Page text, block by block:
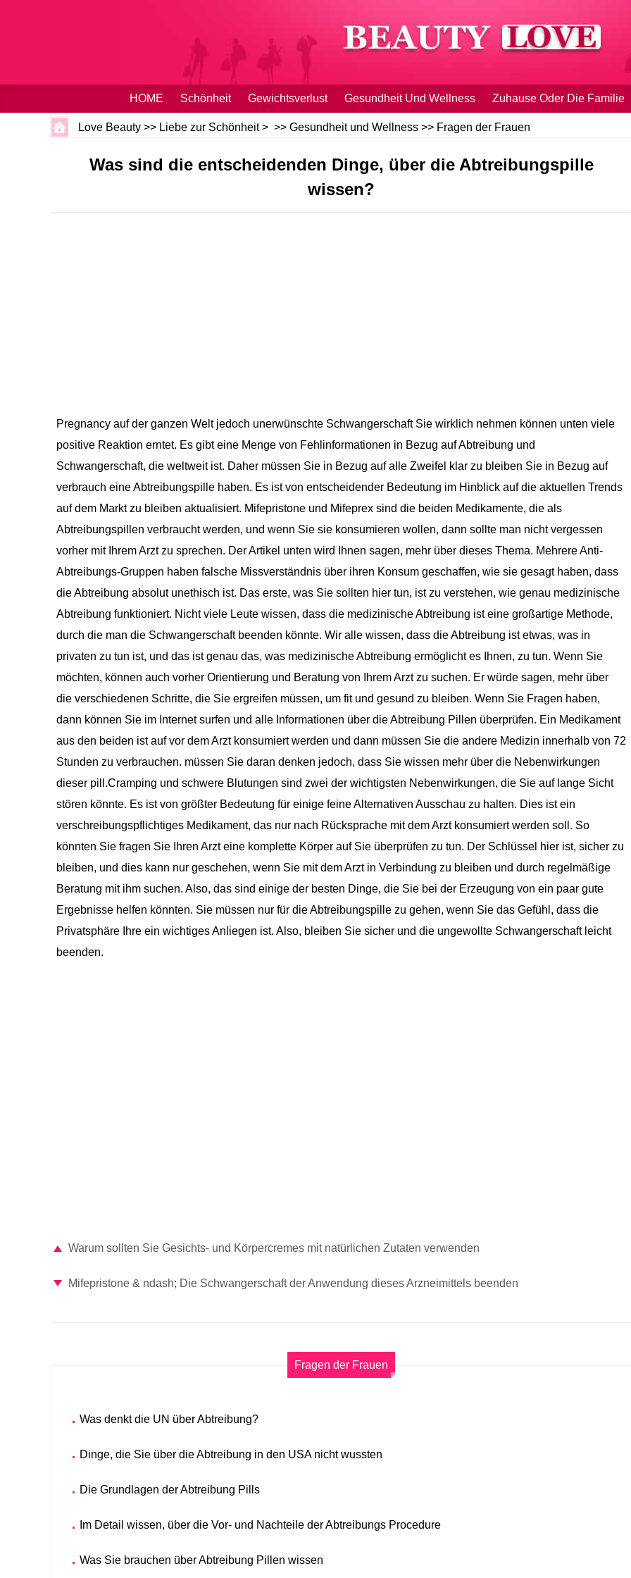
HOME Schönheit Gewichtsverlust Gesundheit Und Wellness Zuhause Oder Die Familie
Love Beauty >> Liebe zur Schönheit> >> Gesundheit und Wellness >> Fragen der Frauen
Was sind die entscheidenden Dinge, über die Abtreibungspille
wissen?
Pregnancy auf der ganzen Welt jedoch unerwünschte Schwangerschaft Sie wirklich nehmen können unten viele
positive Reaktion erntet. Es gibt eine Menge von Fehlinformationen in Bezug auf Abtreibung und
Schwangerschaft, die weltweit ist. Daher müssen Sie in Bezug auf alle Zweifel klar zu bleiben Sie in Bezug auf
verbrauch eine Abtreibungspille haben. Es ist von entscheidender Bedeutung im Hinblick auf die aktuellen Trends
auf dem Markt zu bleiben aktualisiert. Mifepristone und Mifeprex sind die beiden Medikamente, die als
Abtreibungspillen verbraucht werden, und wenn Sie sie konsumieren wollen, dann sollte man nicht vergessen
vorher mit Ihrem Arzt zu sprechen. Der Artikel unten wird Ihnen sagen, mehr über dieses Thema. Mehrere Anti-
Abtreibungs-Gruppen haben falsche Missverständnis über ihren Konsum geschaffen, wie sie gesagt haben, dass
die Abtreibung absolut unethisch ist. Das erste, was Sie sollten hier tun, ist zu verstehen, wie genau medizinische
Abtreibung funktioniert. Nicht viele Leute wissen, dass die medizinische Abtreibung ist eine großartige Methode,
durch die man die Schwangerschaft beenden könnte. Wir alle wissen, dass die Abtreibung ist etwas, was in
privaten zu tun ist, und das ist genau das, was medizinische Abtreibung ermöglicht es Ihnen, zu tun. Wenn Sie
möchten, können auch vorher Orientierung und Beratung von Ihrem Arzt zu suchen. Er würde sagen, mehr über
die verschiedenen Schritte, die Sie ergreifen müssen, um fit und gesund zu bleiben. Wenn Sie Fragen haben,
dann können Sie im Internet surfen und alle Informationen über die Abtreibung Pillen überprüfen. Ein Medikament
aus den beiden ist auf vor dem Arzt konsumiert werden und dann müssen Sie die andere Medizin innerhalb von 72
Stunden zu verbrauchen. müssen Sie daran denken jedoch, dass Sie wissen mehr über die Nebenwirkungen
dieser pill.Cramping und schwere Blutungen sind zwei der wichtigsten Nebenwirkungen, die Sie auf lange Sicht
stören könnte. Es ist von größter Bedeutung für einige feine Alternativen Ausschau zu halten. Dies ist ein
verschreibungspflichtiges Medikament, das nur nach Rücksprache mit dem Arzt konsumiert werden soll. So
könnten Sie fragen Sie Ihren Arzt eine komplette Körper auf Sie überprüfen zu tun. Der Schlüssel hier ist, sicher zu
bleiben, und dies kann nur geschehen, wenn Sie mit dem Arzt in Verbindung zu bleiben und durch regelmäßige
Beratung mit ihm suchen. Also, das sind einige der besten Dinge, die Sie bei der Erzeugung von ein paar gute
Ergebnisse helfen könnten. Sie müssen nur für die Abtreibungspille zu gehen, wenn Sie das Gefühl, dass die
Privatsphäre Ihre ein wichtiges Anliegen ist. Also, bleiben Sie sicher und die ungewollte Schwangerschaft leicht
beenden.
Warum sollten Sie Gesichts- und Körpercremes mit natürlichen Zutaten verwenden
Mifepristone & ndash; Die Schwangerschaft der Anwendung dieses Arzneimittels beenden
Fragen der Frauen
Was denkt die UN über Abtreibung?
Dinge, die Sie über die Abtreibung in den USA nicht wussten
Die Grundlagen der Abtreibung Pills
Im Detail wissen, über die Vor- und Nachteile der Abtreibungs Procedure
Was Sie brauchen über Abtreibung Pillen wissen